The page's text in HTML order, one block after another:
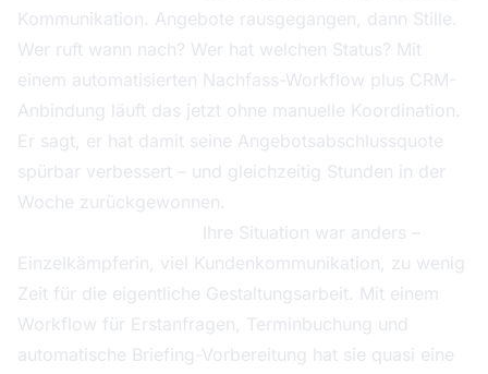
Kommunikation. Angebote rausgegangen, dann Stille.
Wer ruft wann nach? Wer hat welchen Status? Mit
einem automatisierten Nachfass-Workflow plus CRM-
Anbindung läuft das jetzt ohne manuelle Koordination.
Er sagt, er hat damit seine Angebotsabschlussquote
spürbar verbessert – und gleichzeitig Stunden in der
Woche zurückgewonnen.
Ihre Situation war anders –
Einzelkämpferin, viel Kundenkommunikation, zu wenig
Zeit für die eigentliche Gestaltungsarbeit. Mit einem
Workflow für Erstanfragen, Terminbuchung und
automatische Briefing-Vorbereitung hat sie quasi eine